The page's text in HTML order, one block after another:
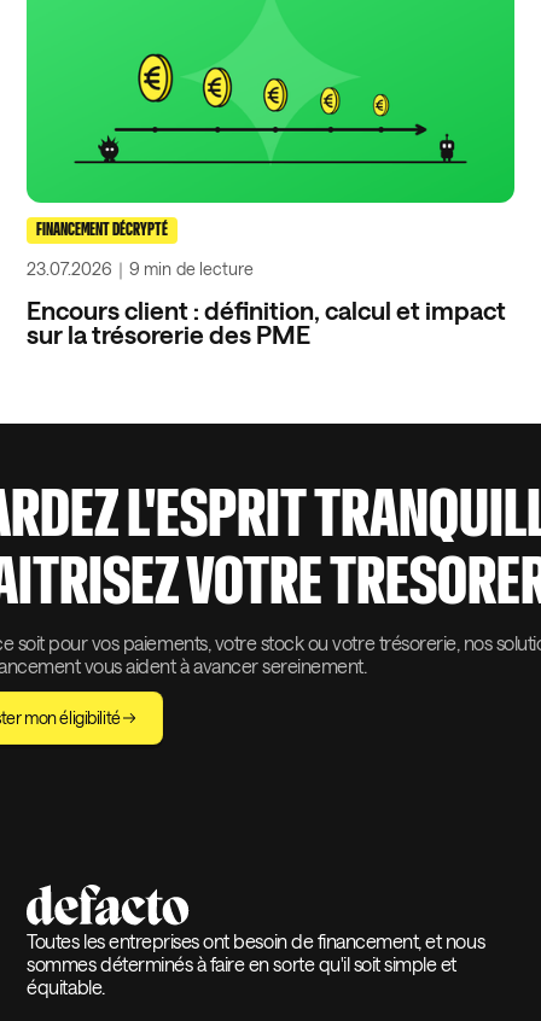
FINANCEMENT DÉCRYPTÉ
23.07.2026 ｜9 min de lecture
Encours client : définition, calcul et impact
sur la trésorerie des PME
L'ESPRIT
VOTRE
soit pour vos paiements, votre stock ou votre trésorerie, nos
vous aident à avancer sereinement.
mon éligibilité
Toutes les entreprises ont besoin de financement, et nous
sommes déterminés à faire en sorte qu'il soit simple et
équitable.